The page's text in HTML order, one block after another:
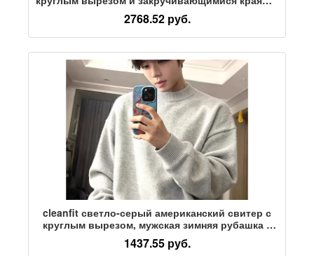
весенне-осенняя блузка в новом стиле,
однотонный свитер с закручивающимися
краями, куртка-джемпер
2768.52 руб.
cleanfit светло-серый американский свитер с
круглым вырезом, мужская зимняя рубашка с
внутренней подкладкой 2026 года, ленивый
свитер-куртка
1437.55 руб.